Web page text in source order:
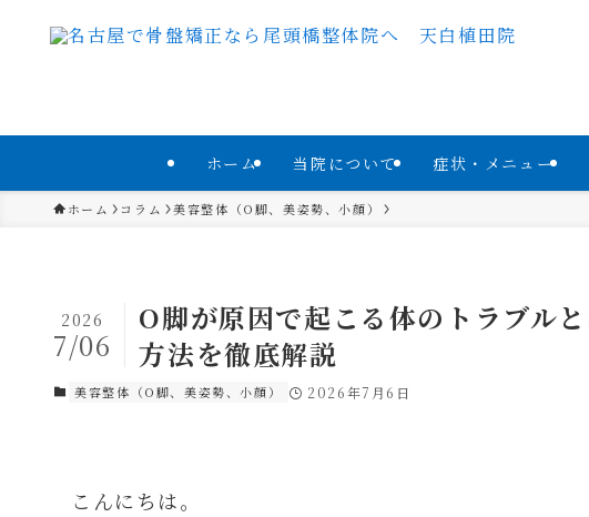
ホーム 当院について 症状・メニュー
ホーム コラム 美容整体（O脚、美姿勢、小顔）
O脚が原因で起こる体のトラブル
方法を徹底解説
2026
7/06
美容整体（O脚、美姿勢、小顔） 2026年7月6日
こんにちは。